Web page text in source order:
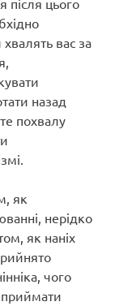
після цього
вас за
назад
похвалу
як
нерідко
як наніх
чого